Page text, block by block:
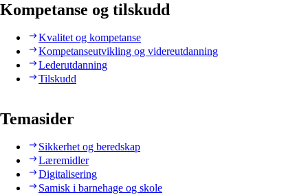
Kompetanse og tilskudd
Kvalitet og kompetanse
Kompetanseutvikling og videreutdanning
Lederutdanning
Tilskudd
Temasider
Sikkerhet og beredskap
Læremidler
Digitalisering
Samisk i barnehage og skole